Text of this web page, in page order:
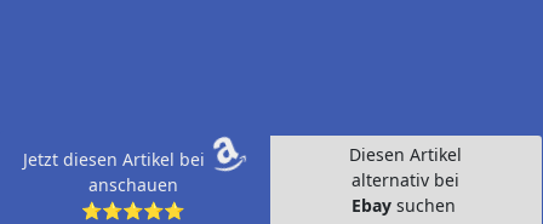
Jetzt diesen Artikel bei
anschauen
⭐⭐⭐⭐⭐
Diesen Artikel
alternativ bei
Ebay suchen